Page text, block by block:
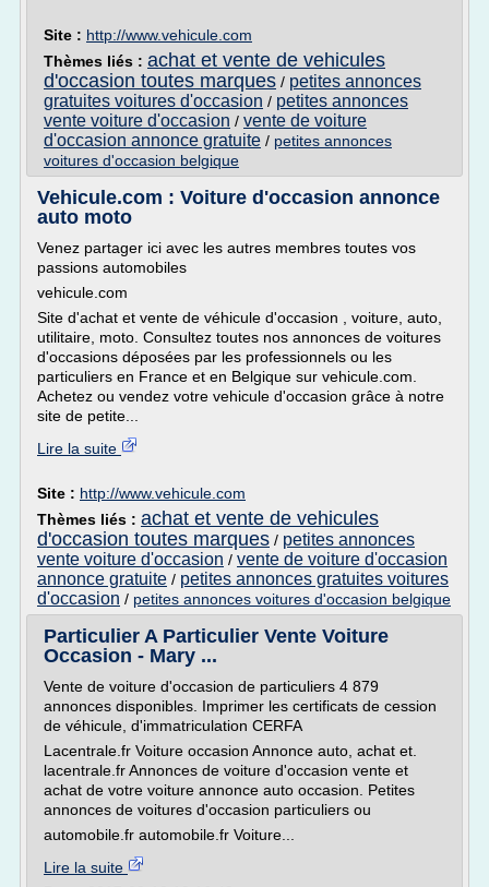
Site : http://www.vehicule.com
Thèmes liés : achat et vente de vehicules
d'occasion toutes marques / petites annonces
gratuites voitures d'occasion / petites annonces
vente voiture d'occasion / vente de voiture
d'occasion annonce gratuite / petites annonces
voitures d'occasion belgique
Vehicule.com : Voiture d'occasion annonce
auto moto
Venez partager ici avec les autres membres toutes vos
passions automobiles
vehicule.com
Site d'achat et vente de véhicule d'occasion , voiture, auto,
utilitaire, moto. Consultez toutes nos annonces de voitures
d'occasions déposées par les professionnels ou les
particuliers en France et en Belgique sur vehicule.com.
Achetez ou vendez votre vehicule d'occasion grâce à notre
site de petite...
Lire la suite
Site : http://www.vehicule.com
Thèmes liés : achat et vente de vehicules
d'occasion toutes marques / petites annonces
vente voiture d'occasion / vente de voiture d'occasion
annonce gratuite / petites annonces gratuites voitures
d'occasion / petites annonces voitures d'occasion belgique
Particulier A Particulier Vente Voiture
Occasion - Mary ...
Vente de voiture d'occasion de particuliers 4 879
annonces disponibles. Imprimer les certificats de cession
de véhicule, d'immatriculation CERFA
Lacentrale.fr Voiture occasion Annonce auto, achat et.
lacentrale.fr Annonces de voiture d'occasion vente et
achat de votre voiture annonce auto occasion. Petites
annonces de voitures d'occasion particuliers ou
automobile.fr automobile.fr Voiture...
Lire la suite